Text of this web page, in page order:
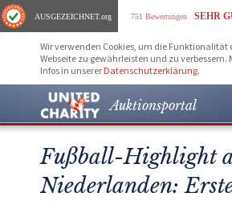
AUSGEZEICHNET.org 751 Bewertungen SEHR
Wir verwenden Cookies, um die Funktionalität
Webseite zu gewährleisten und zu verbessern.
Infos in unserer Datenschutzerklärung.
Auktionsportal
Fußball-Highlight
Niederlanden: